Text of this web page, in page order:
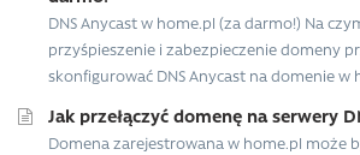
DNS Anycast w home.pl (za darmo!) Na
przyśpieszenie i zabezpieczenie domeny
skonfigurować DNS Anycast na domenie w
Jak przełączyć domenę na serwery
Domena zarejestrowana w home.pl może